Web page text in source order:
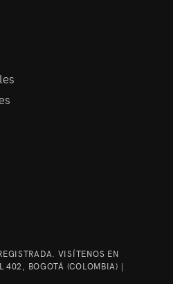
VISÍTENOS EN
402, BOGOTÁ (COLOMBIA) |